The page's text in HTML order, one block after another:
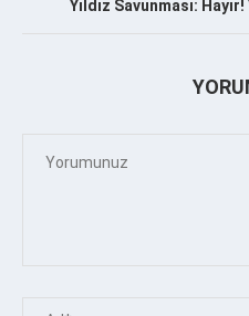
Yıldız Savunması: